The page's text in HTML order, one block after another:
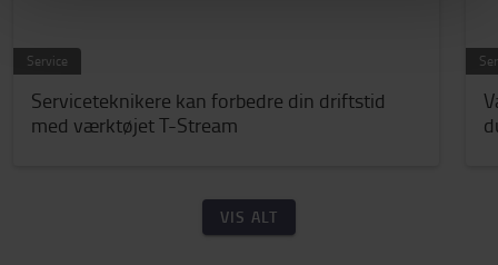
Service
Serviceteknikere kan forbedre din driftstid
med værktøjet T-Stream
VIS ALT